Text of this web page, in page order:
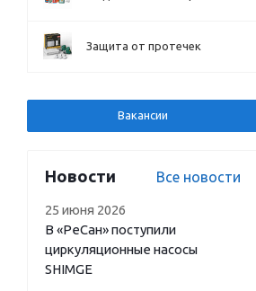
Защита от протечек
Вакансии
Новости Все новости
25 июня 2026
В «РеСан» поступили
циркуляционные насосы
SHIMGE